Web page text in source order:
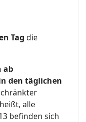
Tag die
ab
den täglichen
alle
befinden sich